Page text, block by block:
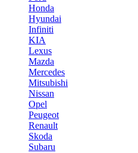
Honda
Hyundai
Infiniti
KIA
Lexus
Mazda
Mercedes
Mitsubishi
Nissan
Opel
Peugeot
Renault
Skoda
Subaru